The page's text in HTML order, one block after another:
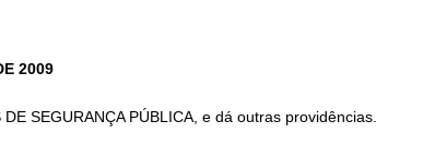
2009
SEGURANÇA PÚBLICA, e dá outras providências.